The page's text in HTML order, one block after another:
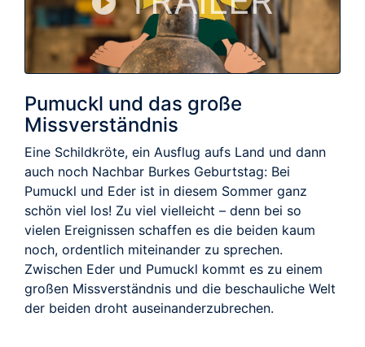
Pumuckl und das große
Missverständnis
Eine Schildkröte, ein Ausflug aufs Land und dann
auch noch Nachbar Burkes Geburtstag: Bei
Pumuckl und Eder ist in diesem Sommer ganz
schön viel los! Zu viel vielleicht – denn bei so
vielen Ereignissen schaffen es die beiden kaum
noch, ordentlich miteinander zu sprechen.
Zwischen Eder und Pumuckl kommt es zu einem
großen Missverständnis und die beschauliche Welt
der beiden droht auseinanderzubrechen.